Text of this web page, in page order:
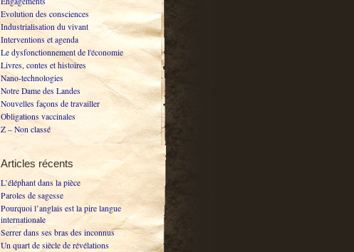
Evolution des consciences
Industrialisation du vivant
Interventions et agenda
Le dysfonctionnement de l'économie
Livres, contes et histoires
Nano-technologies
Notre Dame des Landes
Nouvelles façons de travailler
Obligations vaccinales
Z – Non classé
Articles récents
L’éléphant dans la pièce
Paroles de sagesse
Pourquoi l’anglais est la pire langue
internationale
Serrer dans ses bras des inconnus
Un quart de siècle de révélations